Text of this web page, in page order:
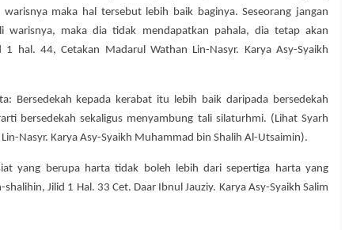
maka hal tersebut lebih baik baginya. Seseorang jangan
warisnya, maka dia tidak mendapatkan pahala, dia tetap akan
hal. 44, Cetakan Madarul Wathan Lin-Nasyr. Karya Asy-Syaikh
Bersedekah kepada kerabat itu lebih baik daripada bersedekah
bersedekah sekaligus menyambung tali silaturhmi. (Lihat Syarh
Nasyr. Karya Asy-Syaikh Muhammad bin Shalih Al-Utsaimin).
yang berupa harta tidak boleh lebih dari sepertiga harta yang
Jilid 1 Hal. 33 Cet. Daar Ibnul Jauziy. Karya Asy-Syaikh Salim